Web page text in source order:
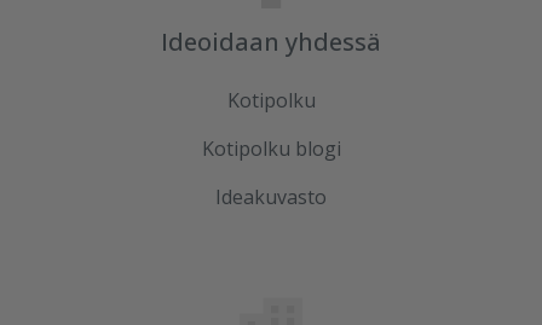
Ideoidaan yhdessä
Kotipolku
Kotipolku blogi
Ideakuvasto